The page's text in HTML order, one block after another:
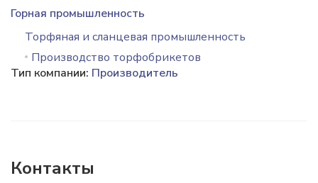
Горная промышленность
Торфяная и сланцевая промышленность
Производство торфобрикетов
Тип компании: Производитель
Контакты